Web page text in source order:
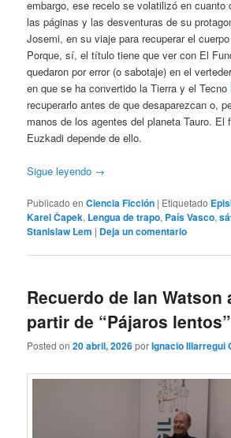
embargo, ese recelo se volatilizó en cuanto
las páginas y las desventuras de su
Josemi, en su viaje para recuperar el
Porque, sí, el título tiene que ver con El
quedaron por error (o sabotaje) en el
en que se ha convertido la Tierra y el Tecno
recuperarlo antes de que desaparezcan o,
manos de los agentes del planeta Tauro. El
Euzkadi depende de ello.
Sigue leyendo →
Publicado en Ciencia Ficción | Etiquetado
Karel Čapek, Lengua de trapo, País Vasco,
Stanislaw Lem | Deja un comentario
Recuerdo de Ian Watson
partir de “Pájaros lentos”
Posted on20 abril, 2026porIgnacio Illarregui